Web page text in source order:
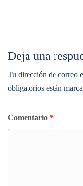
Deja una
Tu dirección de correo
obligatorios están
Comentario *